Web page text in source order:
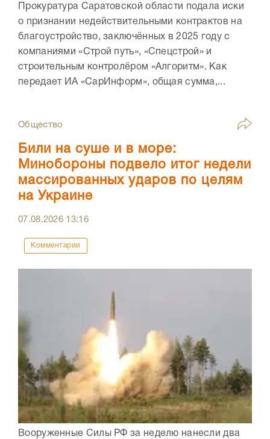
Прокуратура Саратовской области подала иски
о признании недействительными контрактов на
благоустройство, заключённых в 2025 году с
компаниями «Строй путь», «Спецстрой» и
строительным контролёром «Алгоритм». Как
передает ИА «СарИнформ», общая сумма,...
Общество
Били на суше и в море:
Минобороны подвело итог недели
массированных ударов по целям
на Украине
07.08.2026 13:16
Комментарии
Вооруженные Силы РФ за неделю нанесли два